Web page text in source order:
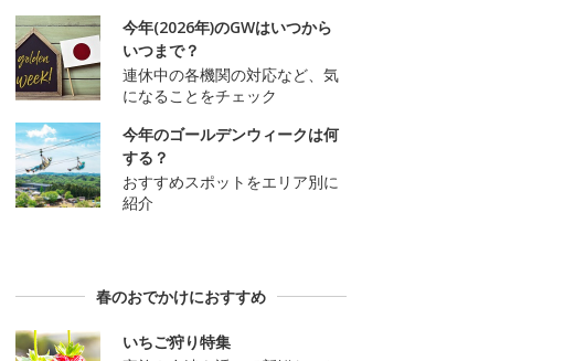
今年(2026年)のGWはいつから
いつまで？
連休中の各機関の対応など、気
になることをチェック
今年のゴールデンウィークは何
する？
おすすめスポットをエリア別に
紹介
春のおでかけにおすすめ
いちご狩り特集